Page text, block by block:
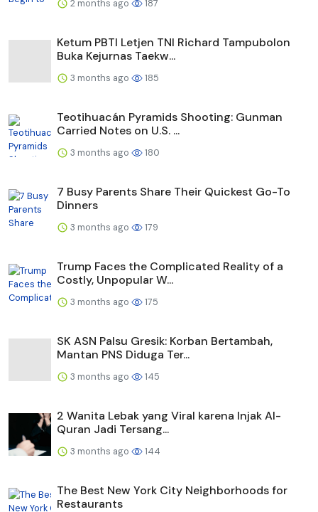
2 months ago 187
Ketum PBTI Letjen TNI Richard Tampubolon
Buka Kejurnas Taekw...
3 months ago 185
Teotihuacán Pyramids Shooting: Gunman
Carried Notes on U.S. ...
3 months ago 180
7 Busy Parents Share Their Quickest Go-To
Dinners
3 months ago 179
Trump Faces the Complicated Reality of a
Costly, Unpopular W...
3 months ago 175
SK ASN Palsu Gresik: Korban Bertambah,
Mantan PNS Diduga Ter...
3 months ago 145
2 Wanita Lebak yang Viral karena Injak Al-
Quran Jadi Tersang...
3 months ago 144
The Best New York City Neighborhoods for
Restaurants